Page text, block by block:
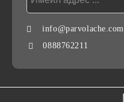
info@parvolache.com
0888762211